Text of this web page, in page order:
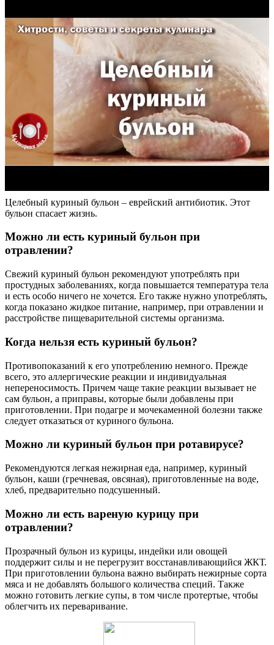
Целебный куриный бульон – еврейский антибиотик. Этот
бульон спасает жизнь.
Можно ли есть куриный бульон при
отравлении?
Свежий куриный бульон рекомендуют употреблять при
простудных заболеваниях, когда повышается температура тела
и есть особо ничего не хочется. Его также нужно употреблять,
когда показано жидкое питание, например, при отравлении и
расстройстве пищеварительной системы организма.
Когда нельзя есть куриный бульон?
Противопоказаний к его употреблению немного. Прежде
всего, это аллергические реакции и индивидуальная
непереносимость. Причем чаще такие реакции вызывает не
сам бульон, а приправы, которые были добавлены при
приготовлении. При подагре и мочекаменной болезни также
следует отказаться от куриного бульона.
Можно ли куриный бульон при ротавирусе?
Рекомендуются легкая нежирная еда, например, куриный
бульон, каши (гречневая, овсяная), приготовленные на воде,
хлеб, предварительно подсушенный.
Можно ли есть вареную курицу при
отравлении?
Прозрачный бульон из курицы, индейки или овощей
поддержит силы и не перегрузит восстанавливающийся ЖКТ.
При приготовлении бульона важно выбирать нежирные сорта
мяса и не добавлять большого количества специй. Также
можно готовить легкие супы, в том числе протертые, чтобы
облегчить их переваривание.